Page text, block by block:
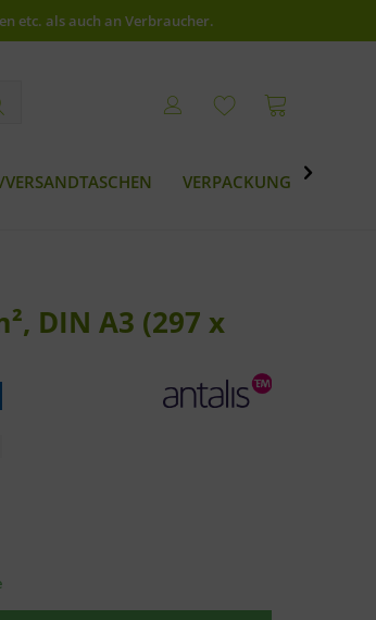
etc. als auch an Verbraucher.
VERPACKUNG 
DIN A3 (297 x